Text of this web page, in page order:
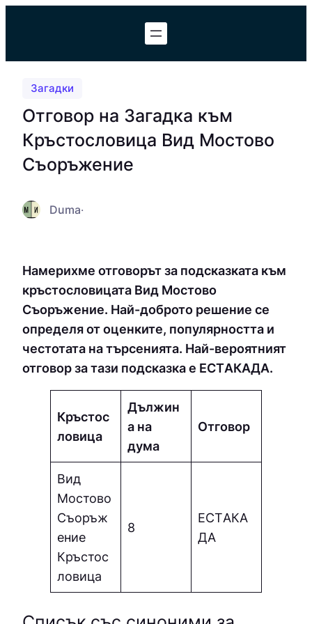
Загадки
Отговор на Загадка към
Кръстословица Вид Мостово
Съоръжение
Duma·
Намерихме отговорът за подсказката към
кръстословицата Вид Мостово
Съоръжение. Най-доброто решение се
определя от оценките, популярността и
честотата на търсенията. Най-вероятният
отговор за тази подсказка е ECТAКAДA.
Кръстос
ловица
Дължин
а на
дума
Отговор
Вид
Мостово
Съоръж
ение
Кръстос
ловица
8
ECТAКA
ДA